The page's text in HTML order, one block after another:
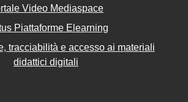
Video Mediaspace
Piattaforme Elearning
tracciabilità e accesso ai materiali
didattici digitali